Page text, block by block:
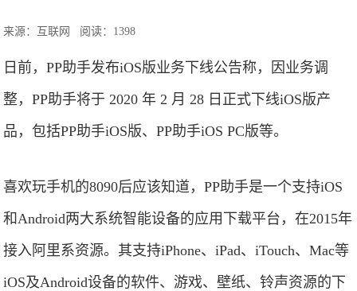
来源：互联网 阅读：1398
日前，PP助手发布iOS版业务下线公告称，因业务调
整，PP助手将于 2020 年 2 月 28 日正式下线iOS版产
品，包括PP助手iOS版、PP助手iOS PC版等。
喜欢玩手机的8090后应该知道，PP助手是一个支持iOS
和Android两大系统智能设备的应用下载平台，在2015年
接入阿里系资源。其支持iPhone、iPad、iTouch、Mac等
iOS及Android设备的软件、游戏、壁纸、铃声资源的下